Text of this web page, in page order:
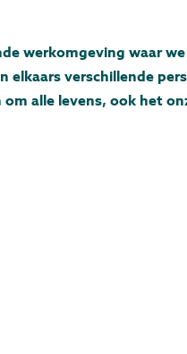
werkomgeving waar
elkaars verschillende
alle levens, ook het